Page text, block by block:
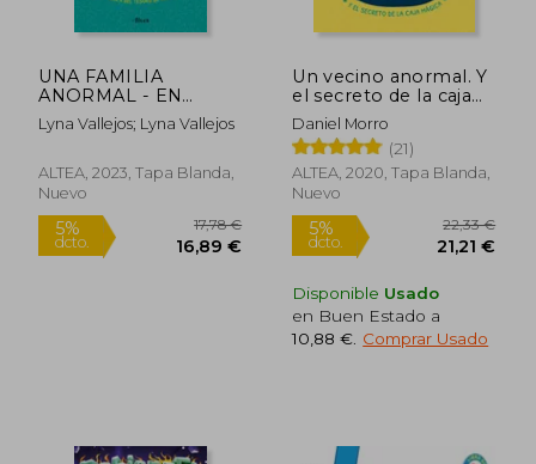
UNA FAMILIA
ANORMAL - EN
BUSCA DEL TESOR
Lyna Vallejos; Lyna Vallejos
ALTEA, 2023, Tapa Blanda,
Nuevo
Un vecino anormal. Y
el secreto de la caja
mágica
Daniel Morro
(21)
ALTEA, 2020, Tapa Blanda,
Nuevo
Disponible Usado
en Buen Estado a
10,88 € Comprar Usado